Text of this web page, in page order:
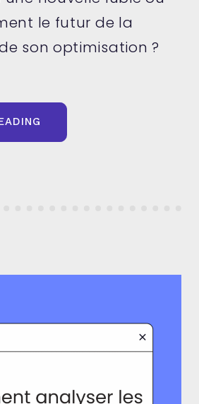
le futur de la
son optimisation ?
OPTIMIZATION